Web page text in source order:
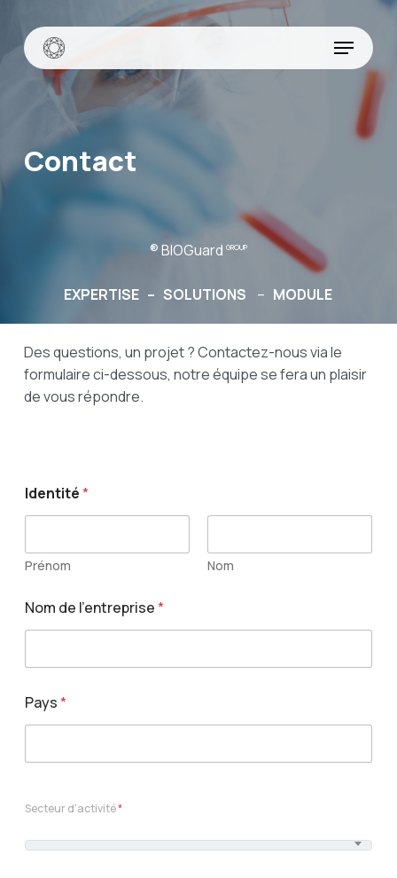
main
content
Menu
Contact
® BIOGuard GROUP
EXPERTISE –SOLUTIONS – MODULE
Des questions, un projet ? Contactez-nous via le
formulaire ci-dessous, notre équipe se fera un plaisir
de vous répondre.
Identité*
Prénom Nom
Nom de l'entreprise*
Pays*
Secteur d'activité*